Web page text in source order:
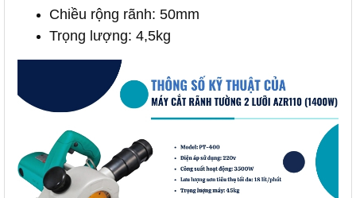
Chiều rộng rãnh: 50mm
Trọng lượng: 4,5kg